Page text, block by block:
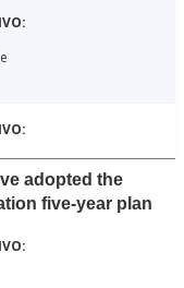
adopted the
five-year plan